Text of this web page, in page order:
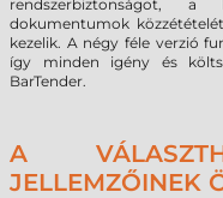
rendszerbiztonságot,
dokumentumok
kezelik. A négy féle verzió
így minden igény és
BarTender.
A
JELLEMZŐINEK